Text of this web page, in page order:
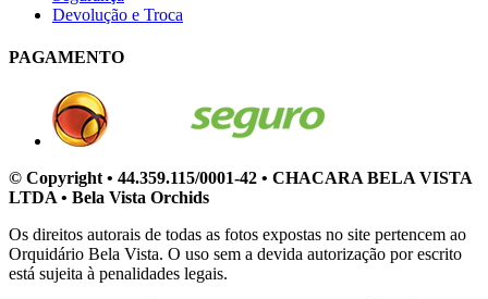
Devolução e Troca
PAGAMENTO
© Copyright • 44.359.115/0001-42 • CHACARA BELA VISTA
LTDA • Bela Vista Orchids
Os direitos autorais de todas as fotos expostas no site pertencem ao
Orquidário Bela Vista. O uso sem a devida autorização por escrito
está sujeita à penalidades legais.